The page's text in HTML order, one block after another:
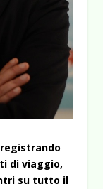
di viaggio,
su tutto il